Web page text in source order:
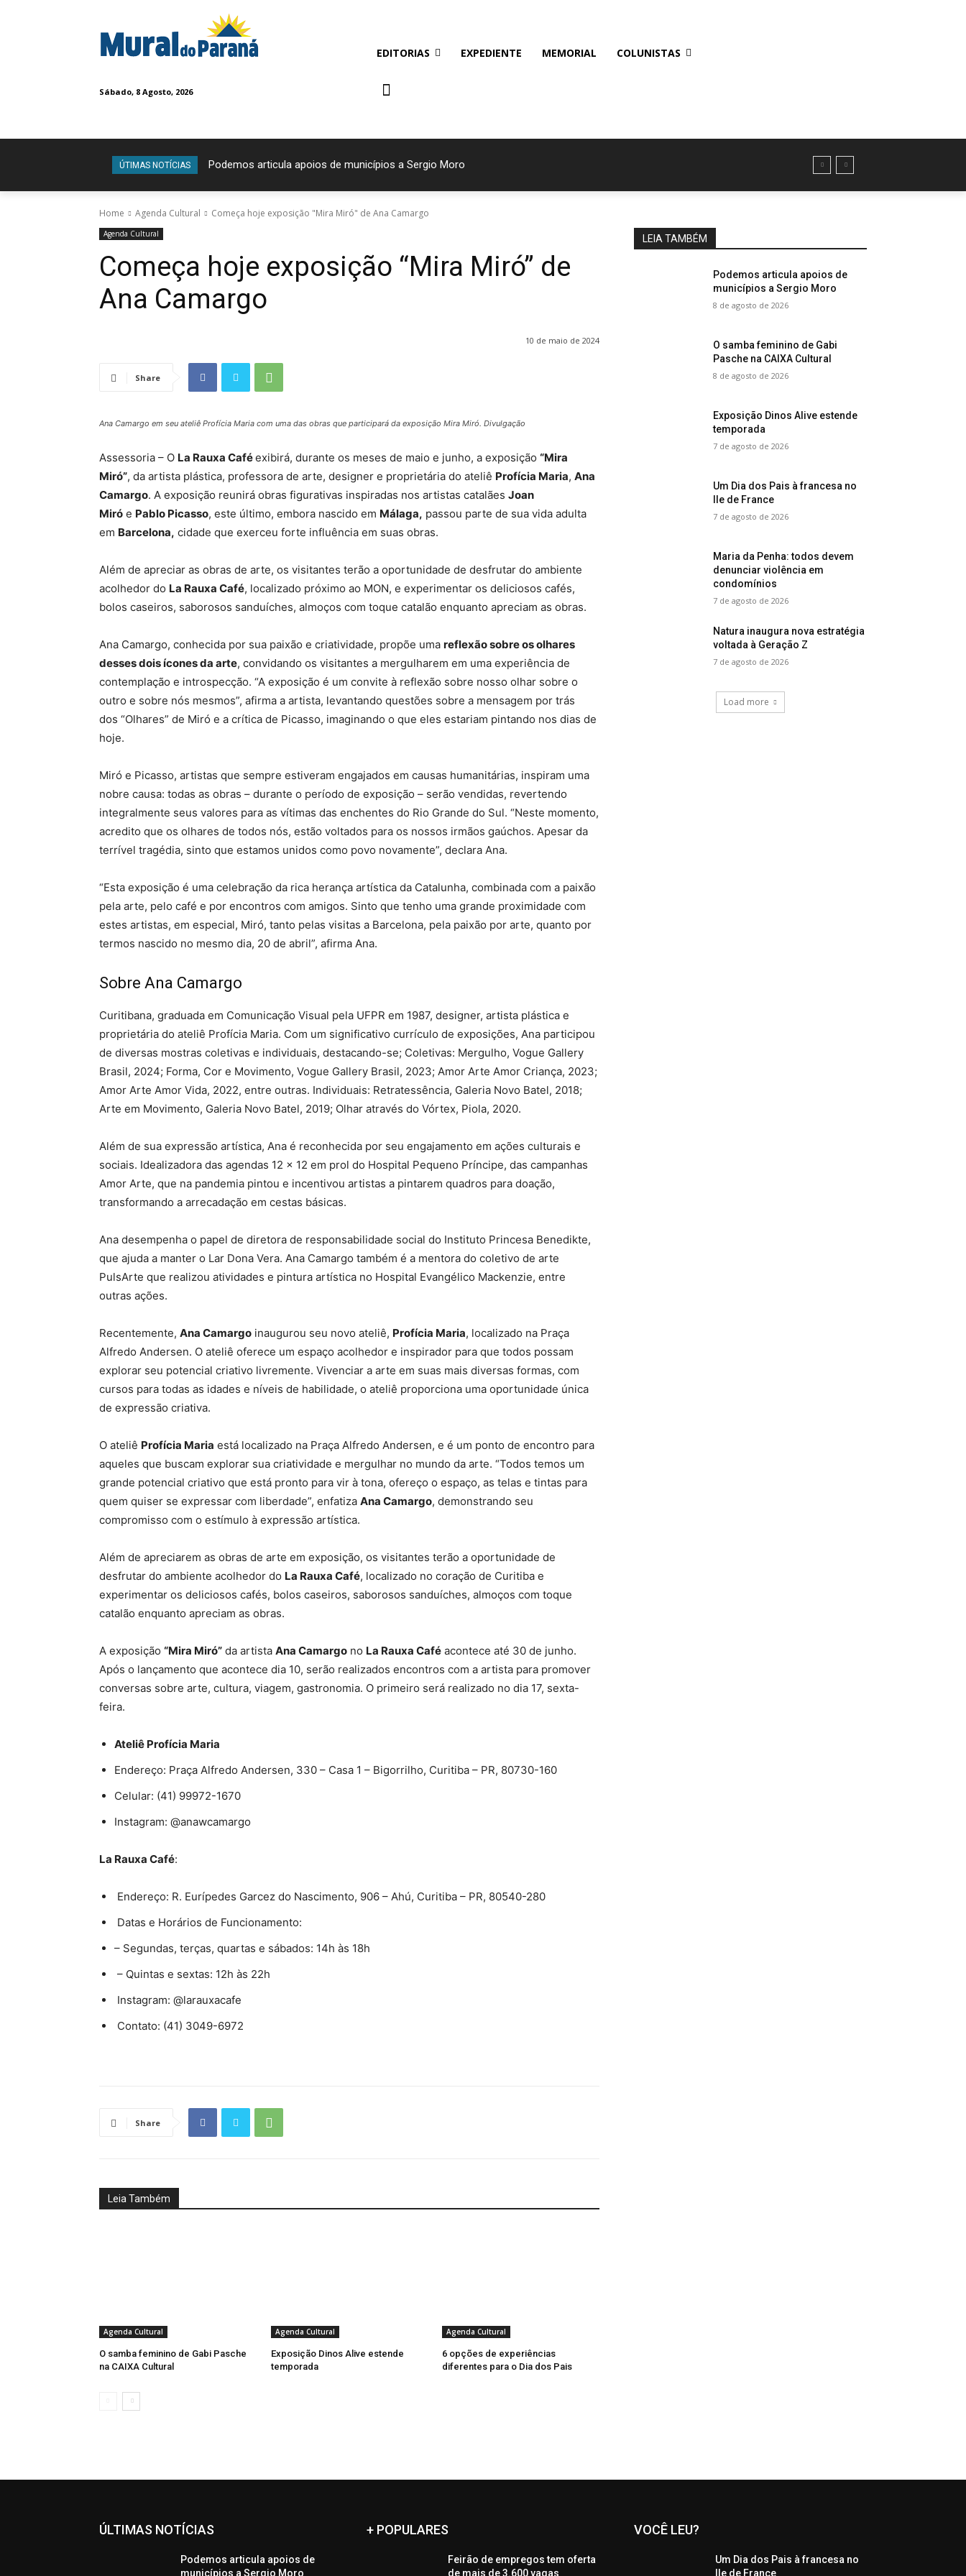
Sábado, 8 Agosto, 2026
EDITORIAS EXPEDIENTE MEMORIAL COLUNISTAS
ÚTIMAS NOTÍCIAS Podemos articula apoios de municípios a Sergio Moro
Home Agenda Cultural Começa hoje exposição "Mira Miró" de Ana Camargo
Agenda Cultural
Começa hoje exposição “Mira Miró” de
Ana Camargo
10 de maio de 2024
Share
Ana Camargo em seu ateliê Profícia Maria com uma das obras que participará da exposição Mira Miró. Divulgação
Assessoria – O La Rauxa Caféexibirá, durante os meses de maio e junho, a exposição “Mira
Miró”, da artista plástica, professora de arte, designer e proprietária do ateliê Profícia Maria, Ana
Camargo. A exposição reunirá obras figurativas inspiradas nos artistas catalães Joan
Miró e Pablo Picasso, este último, embora nascido em Málaga, passou parte de sua vida adulta
em Barcelona, cidade que exerceu forte influência em suas obras.
Além de apreciar as obras de arte, os visitantes terão a oportunidade de desfrutar do ambiente
acolhedor do La Rauxa Café, localizado próximo ao MON, e experimentar os deliciosos cafés,
bolos caseiros, saborosos sanduíches, almoços com toque catalão enquanto apreciam as obras.
Ana Camargo, conhecida por sua paixão e criatividade, propõe uma reflexão sobre os olhares
desses dois ícones da arte, convidando os visitantes a mergulharem em uma experiência de
contemplação e introspecção. “A exposição é um convite à reflexão sobre nosso olhar sobre o
outro e sobre nós mesmos”, afirma a artista, levantando questões sobre a mensagem por trás
dos “Olhares” de Miró e a crítica de Picasso, imaginando o que eles estariam pintando nos dias de
hoje.
Miró e Picasso, artistas que sempre estiveram engajados em causas humanitárias, inspiram uma
nobre causa: todas as obras – durante o período de exposição – serão vendidas, revertendo
integralmente seus valores para as vítimas das enchentes do Rio Grande do Sul. “Neste momento,
acredito que os olhares de todos nós, estão voltados para os nossos irmãos gaúchos. Apesar da
terrível tragédia, sinto que estamos unidos como povo novamente”, declara Ana.
“Esta exposição é uma celebração da rica herança artística da Catalunha, combinada com a paixão
pela arte, pelo café e por encontros com amigos. Sinto que tenho uma grande proximidade com
estes artistas, em especial, Miró, tanto pelas visitas a Barcelona, pela paixão por arte, quanto por
termos nascido no mesmo dia, 20 de abril”, afirma Ana.
Sobre Ana Camargo
Curitibana, graduada em Comunicação Visual pela UFPR em 1987, designer, artista plástica e
proprietária do ateliê Profícia Maria. Com um significativo currículo de exposições, Ana participou
de diversas mostras coletivas e individuais, destacando-se; Coletivas: Mergulho, Vogue Gallery
Brasil, 2024; Forma, Cor e Movimento, Vogue Gallery Brasil, 2023; Amor Arte Amor Criança, 2023;
Amor Arte Amor Vida, 2022, entre outras. Individuais: Retratessência, Galeria Novo Batel, 2018;
Arte em Movimento, Galeria Novo Batel, 2019; Olhar através do Vórtex, Piola, 2020.
Além de sua expressão artística, Ana é reconhecida por seu engajamento em ações culturais e
sociais. Idealizadora das agendas 12 x 12 em prol do Hospital Pequeno Príncipe, das campanhas
Amor Arte, que na pandemia pintou e incentivou artistas a pintarem quadros para doação,
transformando a arrecadação em cestas básicas.
Ana desempenha o papel de diretora de responsabilidade social do Instituto Princesa Benedikte,
que ajuda a manter o Lar Dona Vera. Ana Camargo também é a mentora do coletivo de arte
PulsArte que realizou atividades e pintura artística no Hospital Evangélico Mackenzie, entre
outras ações.
Recentemente, Ana Camargo inaugurou seu novo ateliê, Profícia Maria, localizado na Praça
Alfredo Andersen. O ateliê oferece um espaço acolhedor e inspirador para que todos possam
explorar seu potencial criativo livremente. Vivenciar a arte em suas mais diversas formas, com
cursos para todas as idades e níveis de habilidade, o ateliê proporciona uma oportunidade única
de expressão criativa.
O ateliê Profícia Maria está localizado na Praça Alfredo Andersen, e é um ponto de encontro para
aqueles que buscam explorar sua criatividade e mergulhar no mundo da arte. “Todos temos um
grande potencial criativo que está pronto para vir à tona, ofereço o espaço, as telas e tintas para
quem quiser se expressar com liberdade”, enfatiza Ana Camargo, demonstrando seu
compromisso com o estímulo à expressão artística.
Além de apreciarem as obras de arte em exposição, os visitantes terão a oportunidade de
desfrutar do ambiente acolhedor do La Rauxa Café, localizado no coração de Curitiba e
experimentar os deliciosos cafés, bolos caseiros, saborosos sanduíches, almoços com toque
catalão enquanto apreciam as obras.
A exposição “Mira Miró” da artista Ana Camargo no La Rauxa Café acontece até 30 de junho.
Após o lançamento que acontece dia 10, serão realizados encontros com a artista para promover
conversas sobre arte, cultura, viagem, gastronomia. O primeiro será realizado no dia 17, sexta-
feira.
Ateliê Profícia Maria
Endereço: Praça Alfredo Andersen, 330 – Casa 1 – Bigorrilho, Curitiba – PR, 80730-160
Celular: (41) 99972-1670
Instagram: @anawcamargo
La Rauxa Café:
Endereço: R. Eurípedes Garcez do Nascimento, 906 – Ahú, Curitiba – PR, 80540-280
Datas e Horários de Funcionamento:
– Segundas, terças, quartas e sábados: 14h às 18h
– Quintas e sextas: 12h às 22h
Instagram: @larauxacafe
Contato: (41) 3049-6972
Share
Leia Também
Agenda Cultural
O samba feminino de Gabi Pasche
na CAIXA Cultural
Agenda Cultural
Exposição Dinos Alive estende
temporada
Agenda Cultural
6 opções de experiências
diferentes para o Dia dos Pais
LEIA TAMBÉM
Podemos articula apoios de
municípios a Sergio Moro
8 de agosto de 2026
O samba feminino de Gabi
Pasche na CAIXA Cultural
8 de agosto de 2026
Exposição Dinos Alive estende
temporada
7 de agosto de 2026
Um Dia dos Pais à francesa no
Ile de France
7 de agosto de 2026
Maria da Penha: todos devem
denunciar violência em
condomínios
7 de agosto de 2026
Natura inaugura nova estratégia
voltada à Geração Z
7 de agosto de 2026
Load more
ÚLTIMAS NOTÍCIAS
Podemos articula apoios de
municípios a Sergio Moro
+ POPULARES
Feirão de empregos tem oferta
de mais de 3.600 vagas
VOCÊ LEU?
Um Dia dos Pais à francesa no
Ile de France